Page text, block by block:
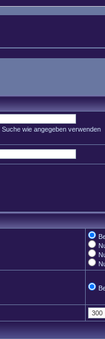
wie angegeben verwenden